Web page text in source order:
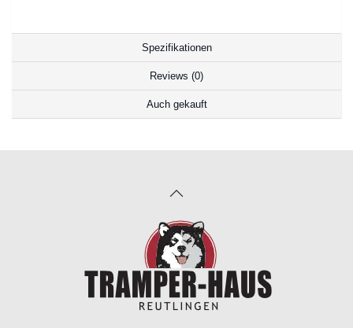
Spezifikationen
Reviews (0)
Auch gekauft